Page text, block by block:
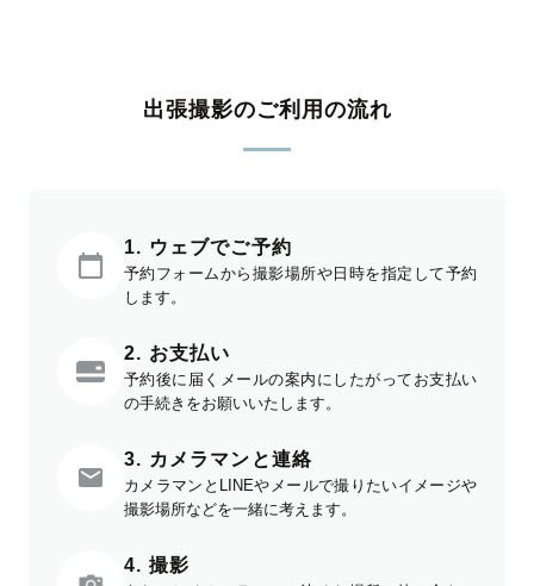
出張撮影のご利用の流れ
1. ウェブでご予約
予約フォームから撮影場所や日時を指定して予約
します。
2. お支払い
予約後に届くメールの案内にしたがってお支払い
の手続きをお願いいたします。
3. カメラマンと連絡
カメラマンとLINEやメールで撮りたいイメージや
撮影場所などを一緒に考えます。
4. 撮影